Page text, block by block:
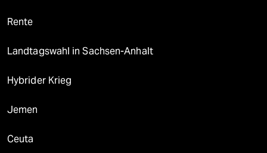
Rente
Landtagswahl in Sachsen-Anhalt
Hybrider Krieg
Jemen
Ceuta